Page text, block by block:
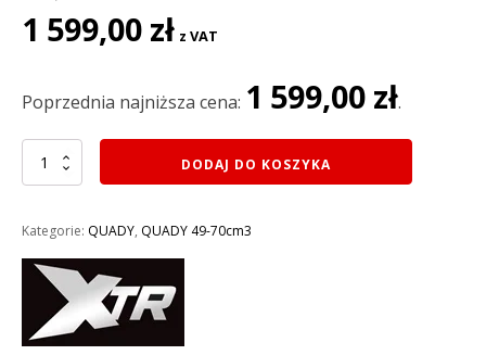
Pierwotna
cena
1
1 599,00 zł cena
1
z VAT
Poprzednia najniższa cena: 1 599,00 zł.
ilość
MINI
49CM3
M4/4
PULL
rozruch
szarpak
DODAJ DO KOSZYKA
Kategorie: QUADY, QUADY 49-70cm3